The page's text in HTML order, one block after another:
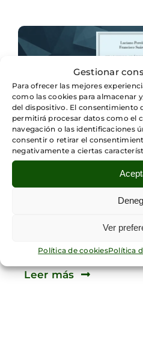
Gestionar
Para ofrecer las mejores
como las cookies para almacenar
del dispositivo. El consentimiento
permitirá procesar datos como el
navegación o las identificaciones
consentir o retirar el
negativamente a ciertas
Ver
Política de cookiesPolítica
intervención y la paz
Leer más